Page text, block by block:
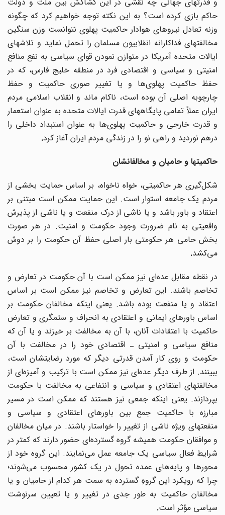
حاکم بازی کرده است؟ به این نکته توجه خواهیم کرد که چگونه
وزنه تعادل نیروهای هوادار حاکمیت پهلوی نتوانست وزن سنگین
مخالفتهای فداکارانه انقلابیون مسلمان را تحمل نماید و تلاشهای
ایالات متحده آمریکا در متوازن نمودن قوای سیاسی به نفع منافع
امنیتی و سیاسی و اقتصادی فرد در منطقه خلیج فارس، که در
حفظ حاکمیت پهلوی‌ها و یا تغییر صوری حاکمیت و حفظ
چارچوبه اصلی آن بوده است، ناکام ماند و انقلاب اسلامی مردم
ایران عملاً تمامی پایگاههای قدرت ایالات متحده به عنوان استعمار
و قدرت خارجی و حاکمیت پهلوی‌ها به عنوان استبداد داخلی را
درهم نوردید و راهی نو را در زندگی مردم ایران آغاز کرد.
حاکمیتها و حامیان و مخالفانشان
شکل‌گیری هر حاکمیتی، خواه ناخواه، بر اساس حمایت بخشی از
مردم یک جامعه استوار است. این حمایت ممکن است مبتنی بر
اعتقاد و باور باشد و یا ناشی از درک منفعت و یا ناشی از پذیرش
واقعیتی به نام ضرورت وجود حکومت و امنیت. در هر صورت
بخش حامی هر حکومتی بار اصلی حفظ آن حکومت را بر دوش
می‌کشد.
در نقطه مقابل عده‌ای نیز ممکن است با آن حکومت در تعارض و
تخاصم باشند. این تعارض و تخاصم نیز ممکن است بر اساس
اعتقاد و یا منفعت بوده باشد. یعنی اینکه مخالفان حکومت بر
اساس باورهای ایمانی و اعتقادی به انحراف و ستمگری و تعارض
حاکمیت با اعتقادات آنان، با آن به مخالفت بر ‌خیزند و یا آن که
منافع سیاسی و امنیتی ـ اقتصادی خود را در مخالفت با آن
حکومت و روی کار آمدن قدرتی دیگر که مورد رضایتشان است،
ببینند. از طرف دیگر عده‌ای نیز ممکن است با ترکیب و آمیزه‌ای از
مخالفتهای اعتقادی و سیاسی و انتفاعی به مخالفت با حکومت
بپردازند. یعنی اینکه جمعی نیز هستند که ممکن است در مسیر
مبارزه با حاکمیت جمع بین باورهای اعتقادی و سیاسی و
منفعتهای ویژه ناشی از تغییر را خواستار باشند. در میان مخالفان
و موافقان حکومت همیشه گروه گسترده‌ای حضور دارند که کمتر در
شرایط فعال سیاسی یک جامعه عمل می‌نمایند. این گروه خود از
محورها و پایه‌های عمده تحول در یک کشور محسوب می‌شوند؛
چرا که رویکرد این گروهِ گسترده به سمت هر کدام از حامیان و یا
مخالفان حاکمیت به طور جدی در تغییر و یا تعیین سرنوشت
سیاسی مؤثر است.